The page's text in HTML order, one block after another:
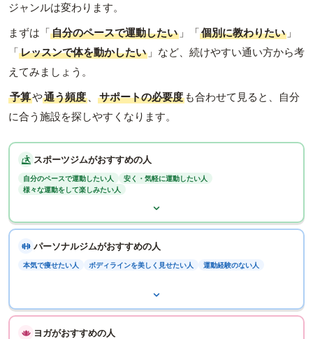
ジャンルは変わります。
まずは「自分のペースで運動したい 」「個別に教わりたい 」
「レッスンで体を動かしたい 」など、続けやすい通い方から考
えてみましょう。
予算や通う頻度 、 サポートの必要度 も合わせて見ると、自分
に合う施設を探しやすくなります。
スポーツジムがおすすめの人
自分のペースで運動したい人
安く・気軽に運動したい人
様々な運動をして楽しみたい人
パーソナルジムがおすすめの人
本気で痩せたい人 ボディラインを美しく見せたい人 運動経験のない人
ヨガがおすすめの人